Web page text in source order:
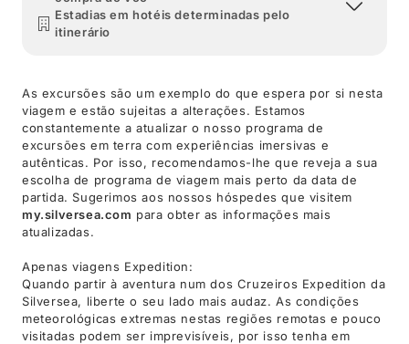
Estadias em hotéis determinadas pelo
itinerário
As excursões são um exemplo do que espera por si nesta
viagem e estão sujeitas a alterações. Estamos
constantemente a atualizar o nosso programa de
excursões em terra com experiências imersivas e
autênticas. Por isso, recomendamos-lhe que reveja a sua
escolha de programa de viagem mais perto da data de
partida. Sugerimos aos nossos hóspedes que visitem
my.silversea.com para obter as informações mais
atualizadas.
Apenas viagens Expedition:
Quando partir à aventura num dos Cruzeiros Expedition da
Silversea, liberte o seu lado mais audaz. As condições
meteorológicas extremas nestas regiões remotas e pouco
visitadas podem ser imprevisíveis, por isso tenha em